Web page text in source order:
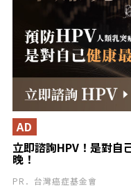
立即諮詢HPV！是對自
晚！
AD
PR．台灣癌症基金會